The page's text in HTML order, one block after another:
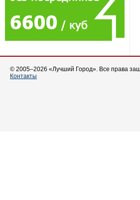
© 2005–2026 «Лучший Город». Все права
Контакты